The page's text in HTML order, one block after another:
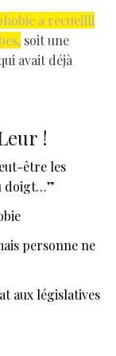
a recueilli
soit une
avait déjà
!
être les
doigt…”
personne ne
aux législatives